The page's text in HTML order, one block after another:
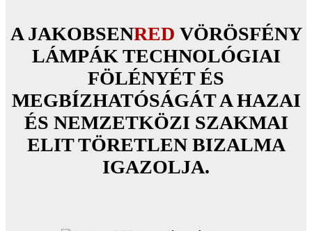
A JAKOBSENRED VÖRÖSFÉNY
LÁMPÁK TECHNOLÓGIAI
FÖLÉNYÉT ÉS
MEGBÍZHATÓSÁGÁT A HAZAI
ÉS NEMZETKÖZI SZAKMAI
ELIT TÖRETLEN BIZALMA
IGAZOLJA.